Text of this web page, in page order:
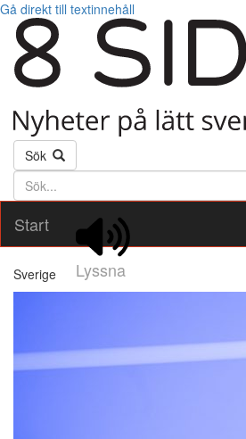
Gå direkt till textinnehåll
Sök
Söktext
Start
Lyssna
Sverige